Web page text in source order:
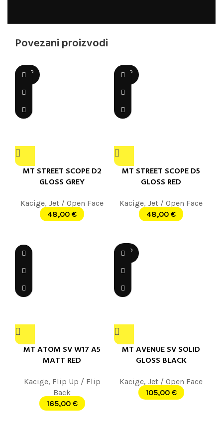
Povezani proizvodi
SOLD
OUT
MT STREET SCOPE D2
GLOSS GREY
Kacige, Jet / Open Face
48,00 €
SOLD
OUT
MT STREET SCOPE D5
GLOSS RED
Kacige, Jet / Open Face
48,00 €
MT ATOM SV W17 A5
MATT RED
Kacige, Flip Up / Flip
Back
165,00 €
SOLD
OUT
MT AVENUE SV SOLID
GLOSS BLACK
Kacige, Jet / Open Face
105,00 €